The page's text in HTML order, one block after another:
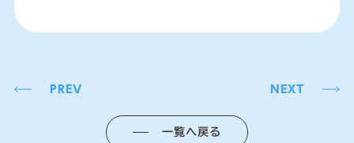
PREV NEXT
一覧へ戻る